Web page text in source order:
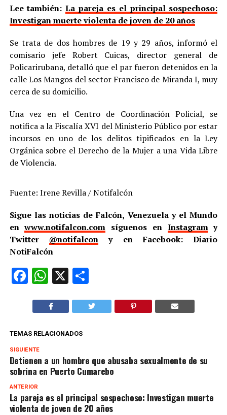
Lee también:La pareja es el principal sospechoso:
Investigan muerte violenta de joven de 20 años
Se trata de dos hombres de 19 y 29 años, informó el
comisario jefe Robert Cuicas, director general de
Policarirubana, detalló que el par fueron detenidos en la
calle Los Mangos del sector Francisco de Miranda I, muy
cerca de su domicilio.
Una vez en el Centro de Coordinación Policial, se
notifica a la Fiscalía XVI del Ministerio Público por estar
incursos en uno de los delitos tipificados en la Ley
Orgánica sobre el Derecho de la Mujer a una Vida Libre
de Violencia.
Fuente: Irene Revilla / Notifalcón
Sigue las noticias de Falcón, Venezuela y el Mundo
enwww.notifalcon.com síguenos en Instagramy
Twitter @notifalcon y en Facebook: Diario
NotiFalcón
Facebook
WhatsApp
X Compartir
TEMAS RELACIONADOS
SIGUIENTE
Detienen a un hombre que abusaba sexualmente de su
sobrina en Puerto Cumarebo
ANTERIOR
La pareja es el principal sospechoso: Investigan muerte
violenta de joven de 20 años